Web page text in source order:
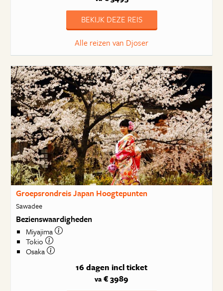
BEKIJK DEZE REIS
Alle reizen van Djoser
Groepsrondreis Japan Hoogtepunten
Sawadee
Bezienswaardigheden
Miyajima
Tokio
Osaka
16 dagen incl ticket
va € 3989